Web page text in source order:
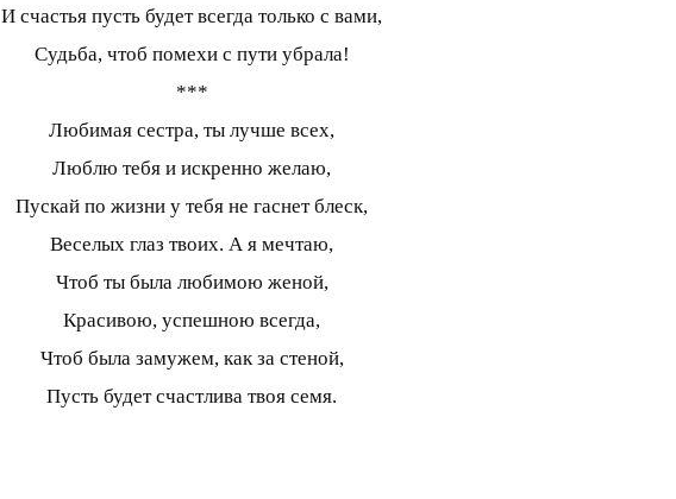
И счастья пусть будет всегда только с вами,
Судьба, чтоб помехи с пути убрала!
***
Любимая сестра, ты лучше всех,
Люблю тебя и искренно желаю,
Пускай по жизни у тебя не гаснет блеск,
Веселых глаз твоих. А я мечтаю,
Чтоб ты была любимою женой,
Красивою, успешною всегда,
Чтоб была замужем, как за стеной,
Пусть будет счастлива твоя семя.